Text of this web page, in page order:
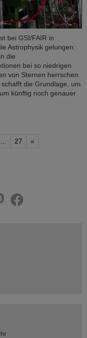
bei GSI/FAIR in
Astrophysik gelungen:
die
bei so niedrigen
von Sternen herrschen.
die Grundlage, um
künftig noch genauer
... 27 »